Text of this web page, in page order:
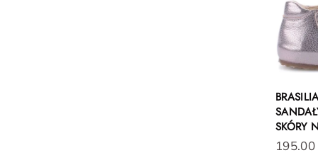
SKÓRY
195.00